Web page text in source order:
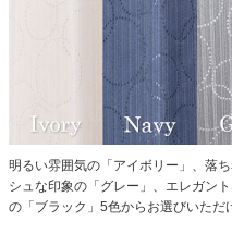
明るい雰囲気の「アイボリー」、落
シュな印象の「グレー」、エレガン
の「ブラック」5色からお選びいただ